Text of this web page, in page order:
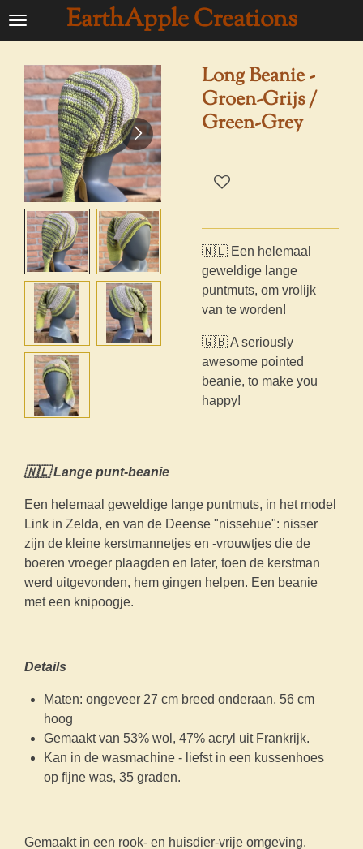
Ga
hoofdinhoud
EarthApple Creations
Long Beanie -
Groen-Grijs /
Green-Grey
🇳🇱 Een helemaal
geweldige lange
puntmuts, om vrolijk
van te worden!
🇬🇧 A seriously
awesome pointed
beanie, to make you
happy!
🇳🇱 Lange punt-beanie
Een helemaal geweldige lange puntmuts, in het model
Link in Zelda, en van de Deense "nissehue": nisser
zijn de kleine kerstmannetjes en -vrouwtjes die de
boeren vroeger plaagden en later, toen de kerstman
werd uitgevonden, hem gingen helpen. Een beanie
met een knipoogje.
Details
Maten: ongeveer 27 cm breed onderaan, 56 cm
hoog
Gemaakt van 53% wol, 47% acryl uit Frankrijk.
Kan in de wasmachine - liefst in een kussenhoes
op fijne was, 35 graden.
Gemaakt in een rook- en huisdier-vrije omgeving.